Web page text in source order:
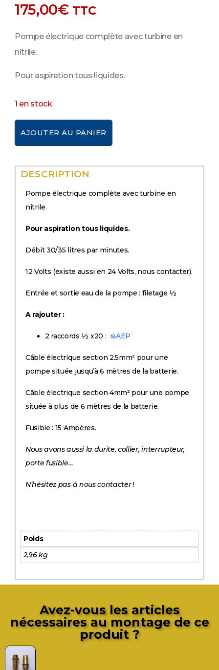
175,00€ TTC
Pompe électrique complète avec turbine en
nitrile.
Pour aspiration tous liquides.
1 en stock
AJOUTER AU PANIER
DESCRIPTION
Pompe électrique complète avec turbine en
nitrile.
Pour aspiration tous liquides.
Débit 30/35 litres par minutes.
12 Volts (existe aussi en 24 Volts, nous contacter).
Entrée et sortie eau de la pompe : filetage ½
A rajouter :
2 raccords ½ x20 : raAEP
Câble électrique section 2.5mm² pour une
pompe située jusqu’à 6 mètres de la batterie.
Câble électrique section 4mm² pour une pompe
située à plus de 6 mètres de la batterie.
Fusible : 15 Ampères.
Nous avons aussi la durite, collier, interrupteur,
porte fusible…
N’hésitez pas à nous contacter!
Poids
2,96 kg
Avez-vous les articles
nécessaires au montage de ce
produit ?